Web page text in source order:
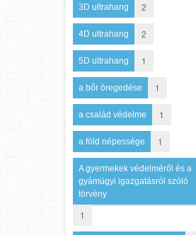
3D ultrahang 2
4D ultrahang 2
5D ultrahang 1
a bőr öregedése 1
a család védelme 1
a föld népessége 1
A gyermekek védelméről és a
gyámügyi igazgatásról szóló
törvény
1